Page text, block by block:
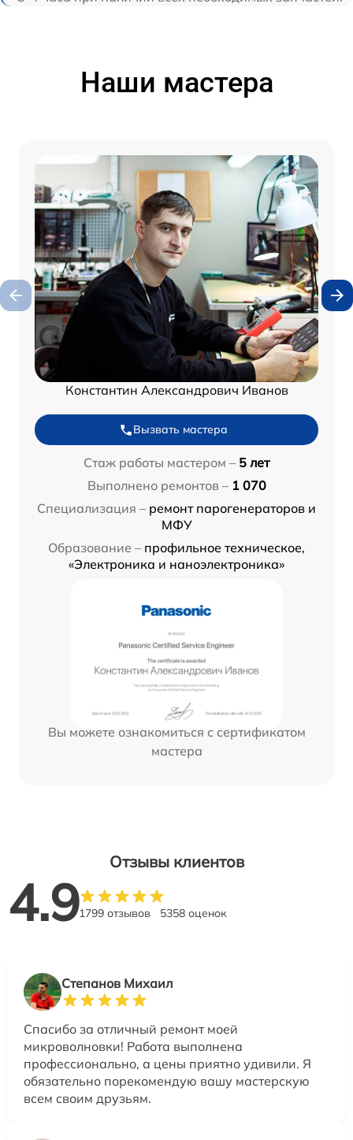
Наши мастера
Константин Александрович Иванов
Вызвать мастера
Стаж работы мастером – 5 лет
Выполнено ремонтов – 1 070
Специализация – ремонт парогенераторов и
МФУ
Образование – профильное техническое,
«Электроника и наноэлектроника»
Вы можете ознакомиться с сертификатом
мастера
Отзывы клиентов
4.91799 отзывов 5358 оценок
Степанов Михаил
Спасибо за отличный ремонт моей
микроволновки! Работа выполнена
профессионально, а цены приятно удивили. Я
обязательно порекомендую вашу мастерскую
всем своим друзьям.